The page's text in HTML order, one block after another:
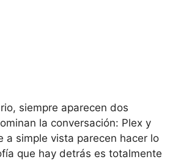
siempre aparecen dos
la conversación: Plex y
a simple vista parecen hacer lo
que hay detrás es totalmente